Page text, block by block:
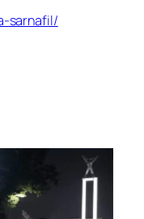
sarnafil/